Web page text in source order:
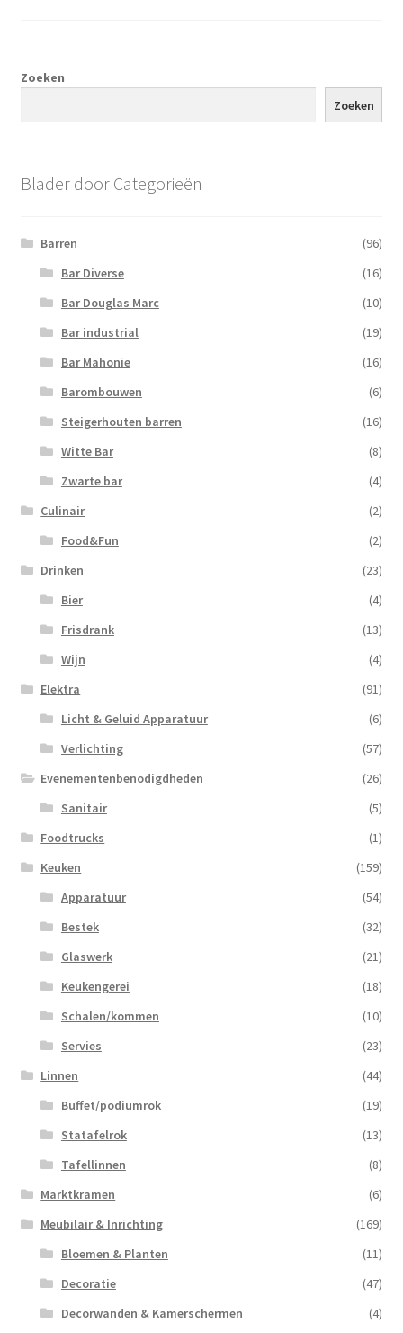
Zoeken
Zoeken
Blader door Categorieën
Barren
(96)
Bar Diverse
(16)
Bar Douglas Marc
(10)
Bar industrial
(19)
Bar Mahonie
(16)
Barombouwen
(6)
Steigerhouten barren
(16)
Witte Bar
(8)
Zwarte bar
(4)
Culinair
(2)
Food&Fun
(2)
Drinken
(23)
Bier
(4)
Frisdrank
(13)
Wijn
(4)
Elektra
(91)
Licht & Geluid Apparatuur
(6)
Verlichting
(57)
Evenementenbenodigdheden
(26)
Sanitair
(5)
Foodtrucks
(1)
Keuken
(159)
Apparatuur
(54)
Bestek
(32)
Glaswerk
(21)
Keukengerei
(18)
Schalen/kommen
(10)
Servies
(23)
Linnen
(44)
Buffet/podiumrok
(19)
Statafelrok
(13)
Tafellinnen
(8)
Marktkramen
(6)
Meubilair & Inrichting
(169)
Bloemen & Planten
(11)
Decoratie
(47)
Decorwanden & Kamerschermen
(4)